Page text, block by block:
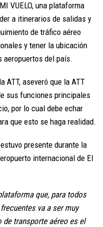
VUELO, una plataforma
a itinerarios de salidas y
de tráfico aéreo
y tener la ubicación
aeropuertos del país.
ATT, aseveró que la ATT
sus funciones principales
por lo cual debe echar
que esto se haga realidad.
presente durante la
internacional de El
que, para todos
va a ser muy
transporte aéreo es el